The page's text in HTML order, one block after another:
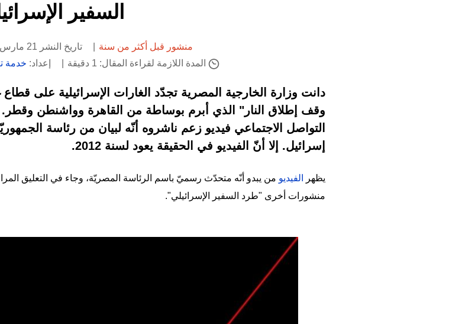
السفير
منشور قبل أكثر من سنة
تاريخ النشر 21 مارس 2025 الساعة 13:18
المدة اللازمة لقراءة المقال: 1 دقيقة
إعداد: خدمة
دانت وزارة الخارجية المصرية تجدّد الغارات الإسرائيلية على قطاع
وقف إطلاق النار" الذي أبرم بوساطة من القاهرة وواشنطن
التواصل الاجتماعي فيديو زعم ناشروه أنّه لبيان من رئاسة
إسرائيل. إلا أنّ الفيديو في الحقيقة يعود لسنة 2012.
يظهر الفيديو من يبدو أنّه متحدّث رسميّ باسم الرئاسة المصريّة، وجاء في التعليق
منشورات أخرى "طرد السفير الإسرائيلي".